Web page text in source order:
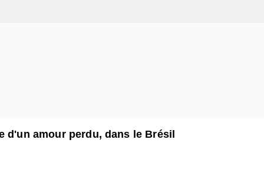
amour perdu, dans le Brésil